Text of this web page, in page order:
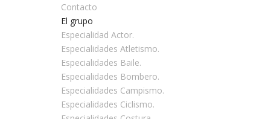
Contacto
El grupo
Especialidad Actor.
Especialidades Atletismo.
Especialidades Baile.
Especialidades Bombero.
Especialidades Campismo.
Especialidades Ciclismo.